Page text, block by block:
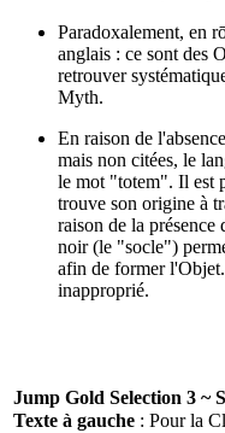
Paradoxalement, en
anglais : ce sont des
retrouver
Myth.
En raison de
mais non citées, le
le mot "totem". Il est
trouve son origine à
raison de la présence
noir (le "socle")
afin de former
inapproprié.
Jump Gold Selection 3 ~
Texte à gauche : Pour la